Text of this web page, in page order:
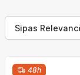
48h